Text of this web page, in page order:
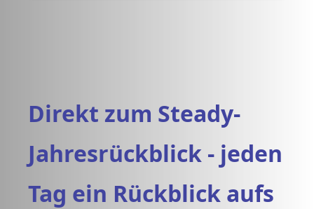
Direkt zum Steady-
Jahresrückblick - jeden
Tag ein Rückblick aufs